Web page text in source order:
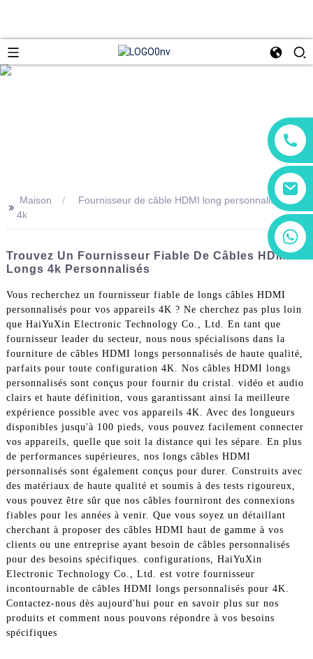
+86 13266180782
+86 18602095014
>> Maison
Fournisseur de câble HDMI long personnalisé
4k
Trouvez Un Fournisseur Fiable De Câbles HDMI
Longs 4k Personnalisés
Vous recherchez un fournisseur fiable de longs câbles HDMI
personnalisés pour vos appareils 4K ? Ne cherchez pas plus loin
que HaiYuXin Electronic Technology Co., Ltd. En tant que
fournisseur leader du secteur, nous nous spécialisons dans la
fourniture de câbles HDMI longs personnalisés de haute qualité,
parfaits pour toute configuration 4K. Nos câbles HDMI longs
personnalisés sont conçus pour fournir du cristal. vidéo et audio
clairs et haute définition, vous garantissant ainsi la meilleure
expérience possible avec vos appareils 4K. Avec des longueurs
disponibles jusqu'à 100 pieds, vous pouvez facilement connecter
vos appareils, quelle que soit la distance qui les sépare. En plus
de performances supérieures, nos longs câbles HDMI
personnalisés sont également conçus pour durer. Construits avec
des matériaux de haute qualité et soumis à des tests rigoureux,
vous pouvez être sûr que nos câbles fourniront des connexions
fiables pour les années à venir. Que vous soyez un détaillant
cherchant à proposer des câbles HDMI haut de gamme à vos
clients ou une entreprise ayant besoin de câbles personnalisés
pour des besoins spécifiques. configurations, HaiYuXin
Electronic Technology Co., Ltd. est votre fournisseur
incontournable de câbles HDMI longs personnalisés pour 4K.
Contactez-nous dès aujourd'hui pour en savoir plus sur nos
produits et comment nous pouvons répondre à vos besoins
spécifiques